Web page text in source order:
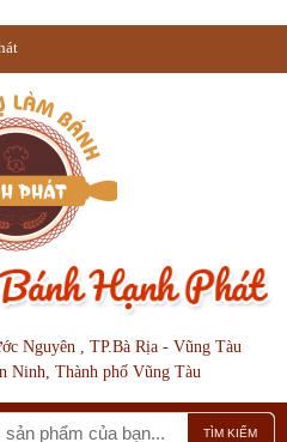
Nguyên , TP.Bà Rịa - Vũng Tàu
Ninh, Thành phố Vũng Tàu